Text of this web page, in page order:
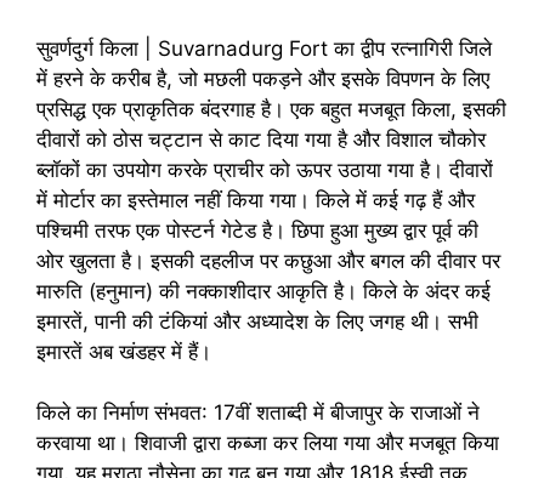
सुवर्णदुर्ग किला | Suvarnadurg Fort का द्वीप रत्नागिरी जिले
में हरने के करीब है, जो मछली पकड़ने और इसके विपणन के लिए
प्रसिद्ध एक प्राकृतिक बंदरगाह है। एक बहुत मजबूत किला, इसकी
दीवारों को ठोस चट्टान से काट दिया गया है और विशाल चौकोर
ब्लॉकों का उपयोग करके प्राचीर को ऊपर उठाया गया है। दीवारों
में मोर्टार का इस्तेमाल नहीं किया गया। किले में कई गढ़ हैं और
पश्चिमी तरफ एक पोस्टर्न गेटेड है। छिपा हुआ मुख्य द्वार पूर्व की
ओर खुलता है। इसकी दहलीज पर कछुआ और बगल की दीवार पर
मारुति (हनुमान) की नक्काशीदार आकृति है। किले के अंदर कई
इमारतें, पानी की टंकियां और अध्यादेश के लिए जगह थी। सभी
इमारतें अब खंडहर में हैं।
किले का निर्माण संभवत: 17वीं शताब्दी में बीजापुर के राजाओं ने
करवाया था। शिवाजी द्वारा कब्जा कर लिया गया और मजबूत किया
गया, यह मराठा नौसेना का गढ़ बन गया और 1818 ईस्वी तक